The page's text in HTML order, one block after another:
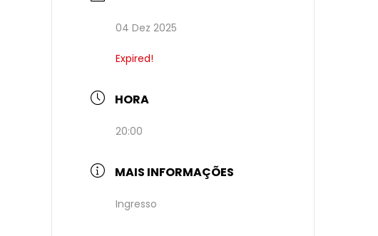
04 Dez 2025
Expired!
HORA
20:00
MAIS INFORMAÇÕES
Ingresso